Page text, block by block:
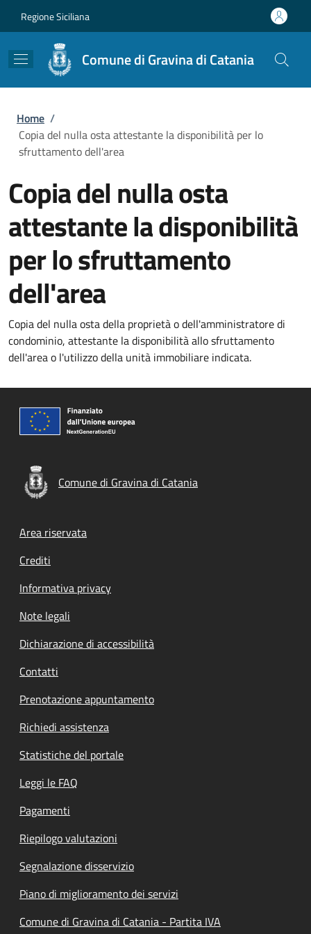
Regione Siciliana
Comune di Gravina di Catania
Briciole di pane
Home /
Copia del nulla osta attestante la disponibilità per lo
sfruttamento dell'area
Copia del nulla osta
attestante la disponibilità
per lo sfruttamento
dell'area
Copia del nulla osta della proprietà o dell'amministratore di
condominio, attestante la disponibilità allo sfruttamento
dell'area o l'utilizzo della unità immobiliare indicata.
Comune di Gravina di Catania
Footer menu
Area riservata
Crediti
Informativa privacy
Note legali
Dichiarazione di accessibilità
Contatti
Prenotazione appuntamento
Richiedi assistenza
Statistiche del portale
Leggi le FAQ
Pagamenti
Riepilogo valutazioni
Segnalazione disservizio
Piano di miglioramento dei servizi
Comune di Gravina di Catania - Partita IVA